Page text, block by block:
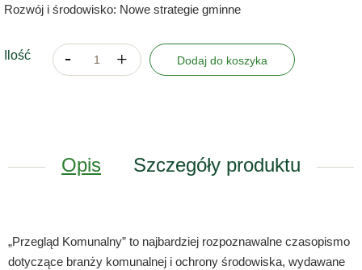
Rozwój i środowisko: Nowe strategie gminne
Ilość Dodaj do koszyka
Opis Szczegóły produktu
„Przegląd Komunalny” to najbardziej rozpoznawalne czasopismo
dotyczące branży komunalnej i ochrony środowiska, wydawane